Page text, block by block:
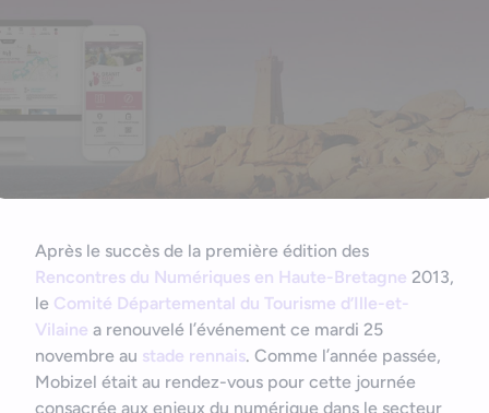
Après le succès de la première édition des
Rencontres du Numériques en Haute-Bretagne 2013,
le Comité Départemental du Tourisme d’Ille-et-
Vilaine a renouvelé l’événement ce mardi 25
novembre au stade rennais. Comme l’année passée,
Mobizel était au rendez-vous pour cette journée
consacrée aux enjeux du numérique dans le secteur